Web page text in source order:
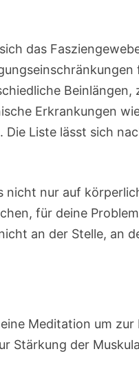
das
Beinlängen,
Erkrankungen
Liste lässt sich
nicht nur auf
für deine
an der Stelle, an
Meditation um zur
Stärkung der